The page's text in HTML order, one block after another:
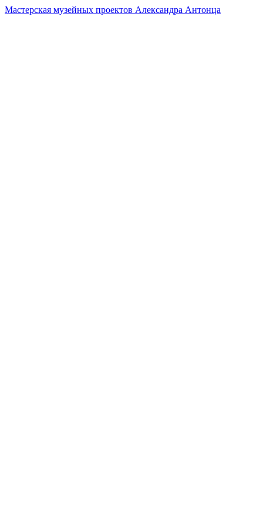
Мастерская музейных проектов Александра Антонца